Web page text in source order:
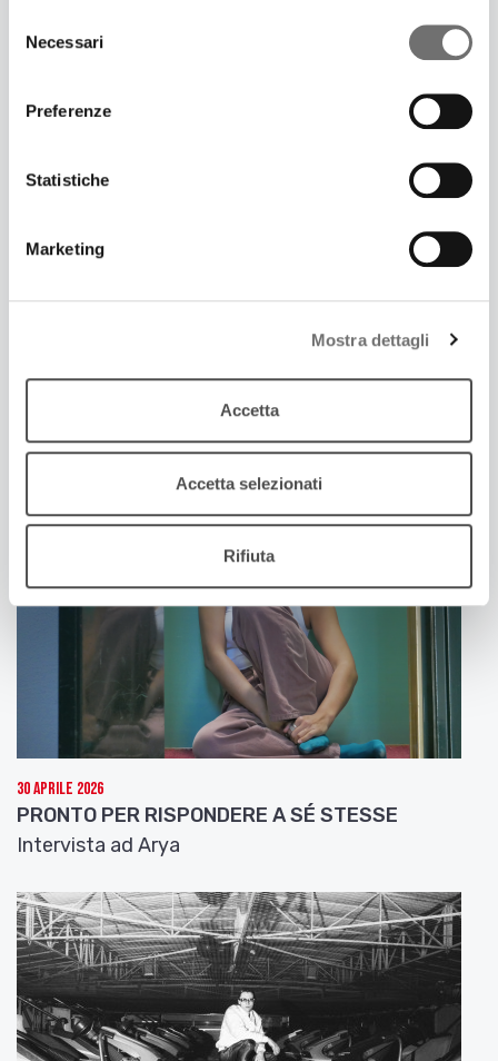
delNecessari
Preferenze
Statistiche
Marketing
Mostra dettagli
Accetta
Accetta selezionati
Rifiuta
MODERN NIGHT: BALLARE CON I VAMPIRI DEL
Intervista ad Alex Fernet
30 Aprile 2026
PRONTO PER RISPONDERE A SÉ STESSE
Intervista ad Arya